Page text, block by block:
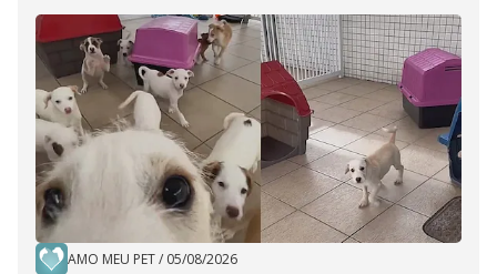
AMO MEU PET/ 05/08/2026